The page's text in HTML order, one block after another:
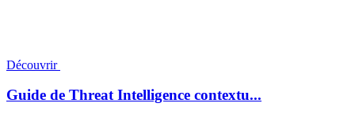
Découvrir
Guide de Threat Intelligence contextu...